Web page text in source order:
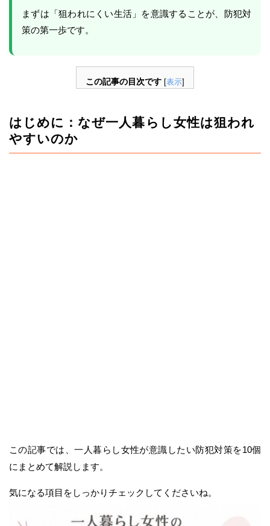
まずは「狙われにくい生活」を意識することが、防犯対
策の第一歩です。
この記事の目次です [表示]
はじめに：なぜ一人暮らし女性は狙われ
やすいのか
この記事では、一人暮らし女性が意識したい防犯対策を10個
にまとめて解説します。
気になる項目をしっかりチェックしてくださいね。